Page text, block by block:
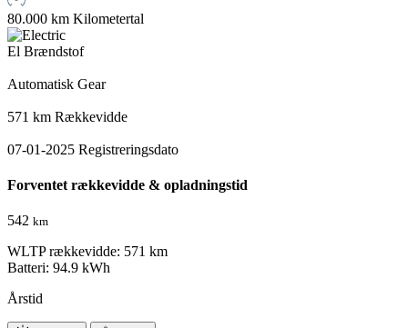
80.000 km Kilometertal
El Brændstof
Automatisk Gear
571 km Rækkevidde
07-01-2025 Registreringsdato
Forventet rækkevidde & opladningstid
542 km
WLTP rækkevidde: 571 km
Batteri: 94.9 kWh
Årstid